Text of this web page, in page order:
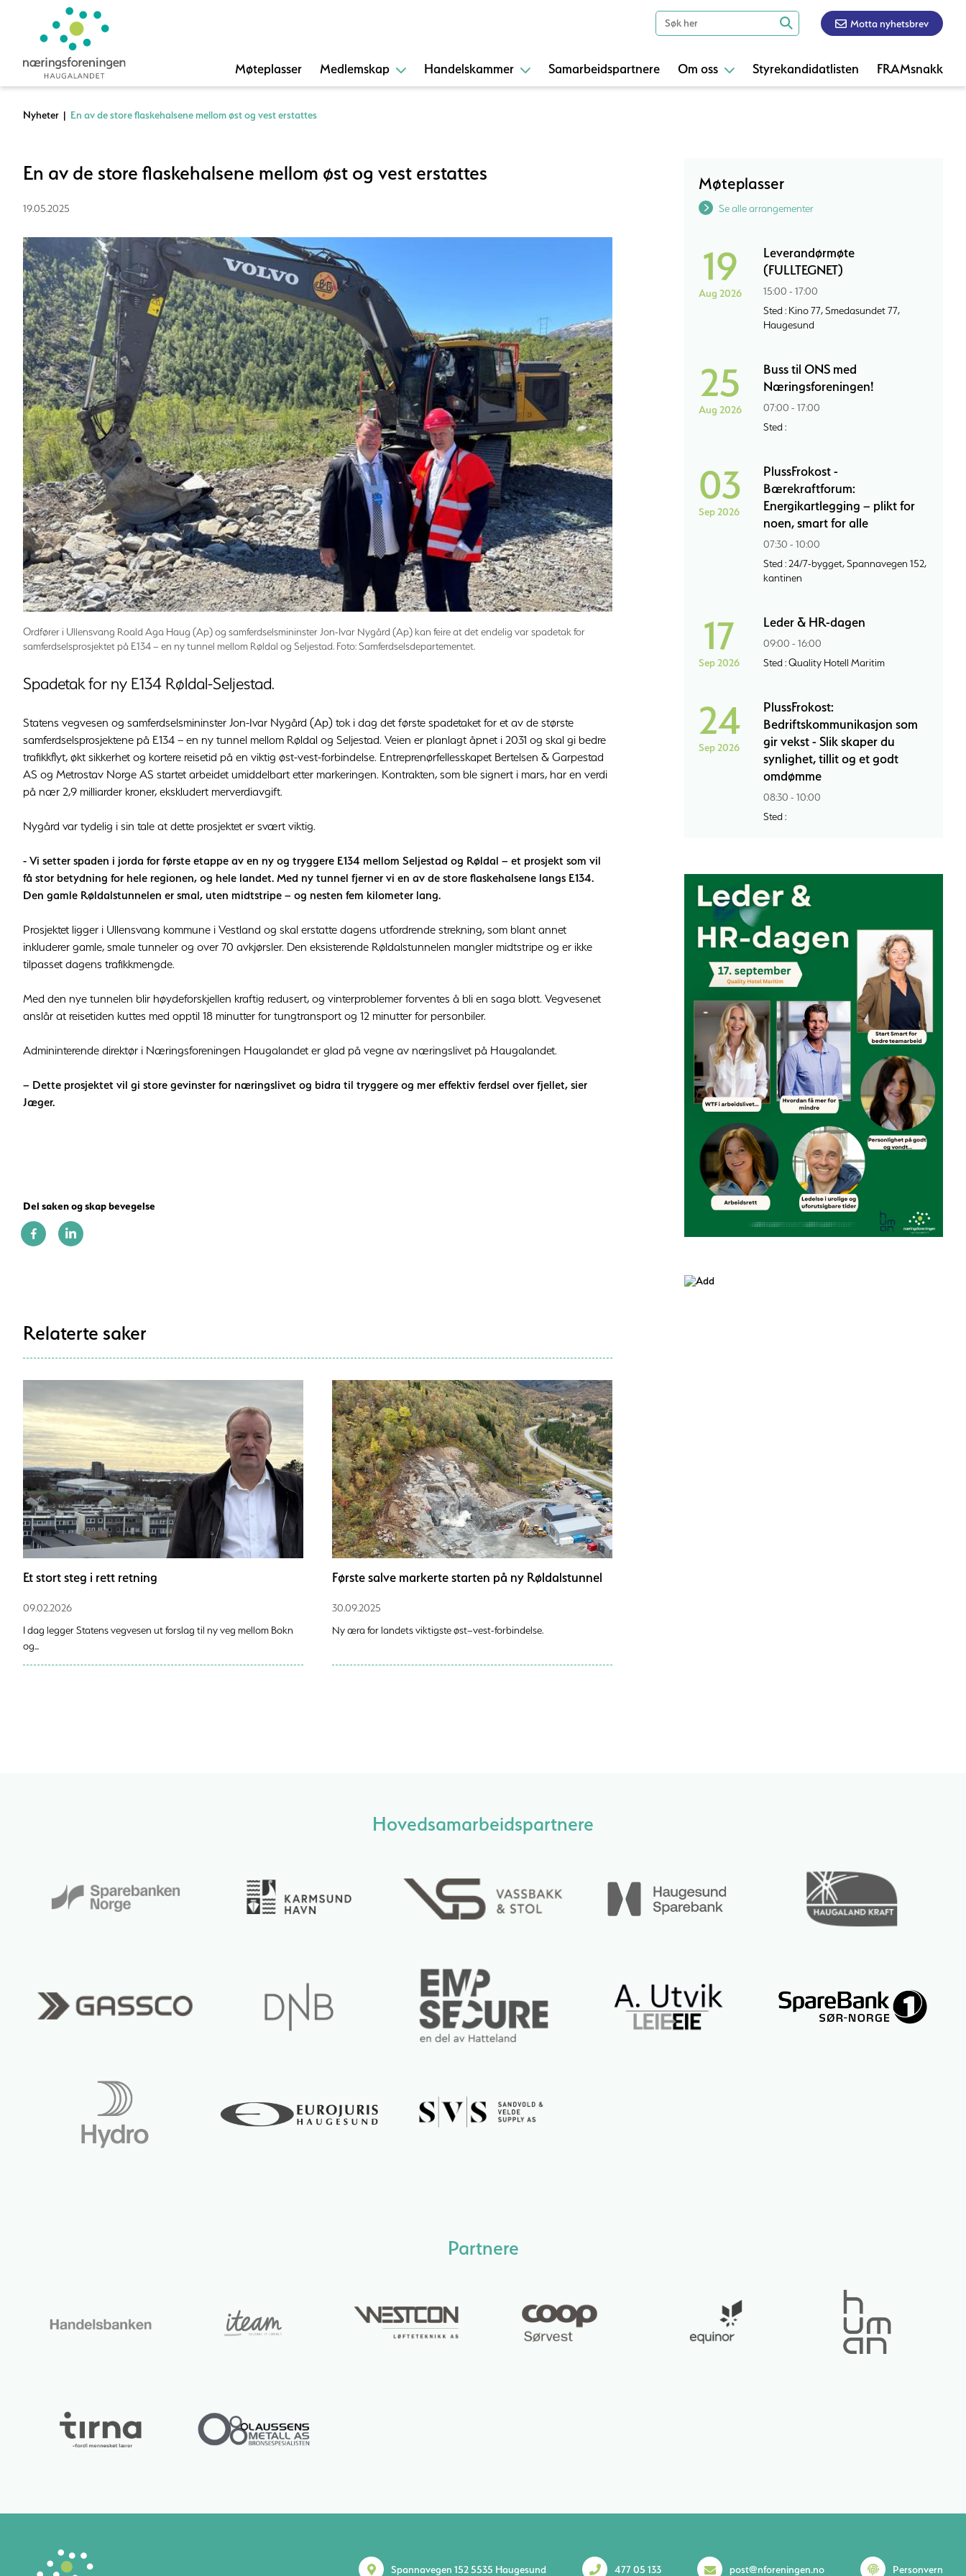
Motta nyhetsbrev
Møteplasser Medlemskap Handelskammer Samarbeidspartnere Om oss Styrekandidatlisten FRAMsnakk
Nyheter | En av de store flaskehalsene mellom øst og vest erstattes
En av de store flaskehalsene mellom øst og vest erstattes
19.05.2025
Ordfører i Ullensvang Roald Aga Haug (Ap) og samferdselsmininster Jon-Ivar Nygård (Ap) kan feire at det endelig var spadetak for
samferdselsprosjektet på E134 – en ny tunnel mellom Røldal og Seljestad. Foto: Samferdselsdepartementet.
Spadetak for ny E134 Røldal-Seljestad.
Statens vegvesen og samferdselsmininster Jon-Ivar Nygård (Ap) tok i dag det første spadetaket for et av de største
samferdselsprosjektene på E134 – en ny tunnel mellom Røldal og Seljestad. Veien er planlagt åpnet i 2031 og skal gi bedre
trafikkflyt, økt sikkerhet og kortere reisetid på en viktig øst-vest-forbindelse. Entreprenørfellesskapet Bertelsen & Garpestad
AS og Metrostav Norge AS startet arbeidet umiddelbart etter markeringen. Kontrakten, som ble signert i mars, har en verdi
på nær 2,9 milliarder kroner, ekskludert merverdiavgift.
Nygård var tydelig i sin tale at dette prosjektet er svært viktig.
- Vi setter spaden i jorda for første etappe av en ny og tryggere E134 mellom Seljestad og Røldal – et prosjekt som vil
få stor betydning for hele regionen, og hele landet. Med ny tunnel fjerner vi en av de store flaskehalsene langs E134.
Den gamle Røldalstunnelen er smal, uten midtstripe – og nesten fem kilometer lang.
Prosjektet ligger i Ullensvang kommune i Vestland og skal erstatte dagens utfordrende strekning, som blant annet
inkluderer gamle, smale tunneler og over 70 avkjørsler. Den eksisterende Røldalstunnelen mangler midtstripe og er ikke
tilpasset dagens trafikkmengde.
Med den nye tunnelen blir høydeforskjellen kraftig redusert, og vinterproblemer forventes å bli en saga blott. Vegvesenet
anslår at reisetiden kuttes med opptil 18 minutter for tungtransport og 12 minutter for personbiler.
Admininterende direktør i Næringsforeningen Haugalandet er glad på vegne av næringslivet på Haugalandet.
– Dette prosjektet vil gi store gevinster for næringslivet og bidra til tryggere og mer effektiv ferdsel over fjellet, sier
Jæger.
Del saken og skap bevegelse
Relaterte saker
Et stort steg i rett retning
09.02.2026
I dag legger Statens vegvesen ut forslag til ny veg mellom Bokn
og...
Første salve markerte starten på ny Røldalstunnel
30.09.2025
Ny æra for landets viktigste øst–vest-forbindelse.
Møteplasser
Se alle arrangementer
19
Aug 2026
Leverandørmøte
(FULLTEGNET)
15:00 - 17:00
Sted : Kino 77, Smedasundet 77,
Haugesund
25
Aug 2026
Buss til ONS med
Næringsforeningen!
07:00 - 17:00
Sted :
03
Sep 2026
PlussFrokost -
Bærekraftforum:
Energikartlegging – plikt for
noen, smart for alle
07:30 - 10:00
Sted : 24/7-bygget, Spannavegen 152,
kantinen
17
Sep 2026
Leder & HR-dagen
09:00 - 16:00
Sted : Quality Hotell Maritim
24
Sep 2026
PlussFrokost:
Bedriftskommunikasjon som
gir vekst - Slik skaper du
synlighet, tillit og et godt
omdømme
08:30 - 10:00
Sted :
Hovedsamarbeidspartnere
Partnere
Personvern
post@nforeningen.no
477 05 133
Spannavegen 152 5535 Haugesund